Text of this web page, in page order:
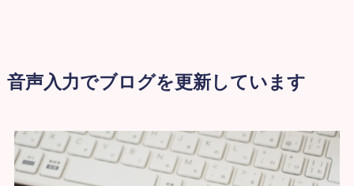
音声入力でブログを更新しています